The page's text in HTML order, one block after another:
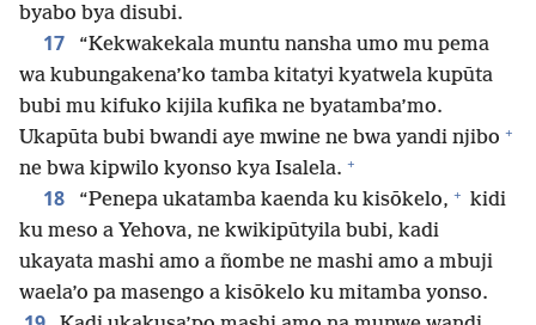
byabo bya disubi.
17
“Kekwakekala muntu nansha umo mu pema
wa kubungakena’ko tamba kitatyi kyatwela kupūta
bubi mu kifuko kijila kufika ne byatamba’mo.
Ukapūta bubi bwandi aye mwine ne bwa yandi njibo +
ne bwa kipwilo kyonso kya Isalela. +
18 “Penepa ukatamba kaenda ku kisōkelo, + kidi
ku meso a Yehova, ne kwikipūtyila bubi, kadi
ukayata mashi amo a ñombe ne mashi amo a mbuji
waela’o pa masengo a kisōkelo ku mitamba yonso.